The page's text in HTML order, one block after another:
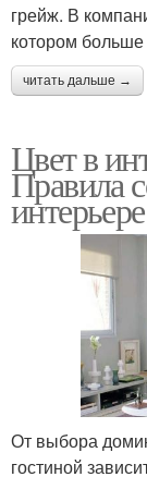
грейж. В
котором
читать дальше →
Цвет в
Правила
От выбора
гостиной